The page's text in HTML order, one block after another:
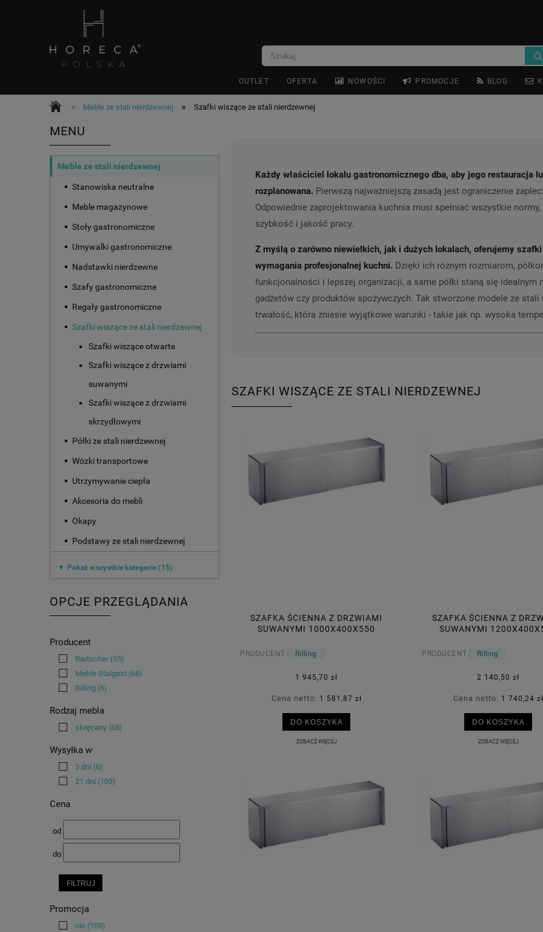
OUTLET OFERTA NOWOŚCI PROMOCJE BLOG
» Meble ze stali nierdzewnej » Szafki wiszące ze stali nierdzewnej
MENU
Meble ze stali nierdzewnej
Stanowiska neutralne
Meble magazynowe
Stoły gastronomiczne
Umywalki gastronomiczne
Nadstawki nierdzewne
Szafy gastronomiczne
Regały gastronomiczne
Szafki wiszące ze stali nierdzewnej
Szafki wiszące otwarte
Szafki wiszące z drzwiami
suwanymi
Szafki wiszące z drzwiami
skrzydłowymi
Półki ze stali nierdzewnej
Wózki transportowe
Utrzymywanie ciepła
Akcesoria do mebli
Okapy
Podstawy ze stali nierdzewnej
▼ Pokaż wszystkie kategorie (15)
OPCJE PRZEGLĄDANIA
Producent
Bartscher (35)
Meble Stalgast (68)
Rilling (6)
Rodzaj mebla
skręcany (68)
Wysyłka w
3 dni (6)
21 dni (103)
Cena
od
do
FILTRUJ
Promocja
nie (109)
Każdy właściciel lokalu gastronomicznego dba, aby jego restauracja
rozplanowana. Pierwszą najważniejszą zasadą jest ograniczenie
Odpowiednie zaprojektowania kuchnia musi spełniać wszystkie
szybkość i jakość pracy.
Z myślą o zarówno niewielkich, jak i dużych lokalach, oferujemy
wymagania profesjonalnej kuchni. Dzięki ich różnym rozmiarom,
funkcjonalności i lepszej organizacji, a same półki staną się idealnym
gadżetów czy produktów spożywczych. Tak stworzone modele ze
trwałość, która zniesie wyjątkowe warunki - takie jak np. wysoka
SZAFKI WISZĄCE ZE STALI NIERDZEWNEJ
SZAFKA ŚCIENNA Z DRZWIAMI
SUWANYMI 1000X400X550
PRODUCENT: Rilling
1 945,70 zł
Cena netto: 1 581,87 zł
DO KOSZYKA
ZOBACZ WIĘCEJ
SZAFKA ŚCIENNA Z
SUWANYMI
PRODUCENT: Rilling
2 140,50 zł
Cena netto: 1 740,24 zł
DO KOSZYKA
ZOBACZ WIĘCEJ